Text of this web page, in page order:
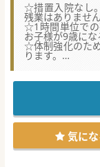
☆措置入院なし
残業はありませ
☆1時間単位での
お子様が9歳に
☆体制強化のた
ります。
青梅エリアにあ
慢性期で、ゆっ
職員が働きやす
生の時短勤務や
1時間単位での
複数病院を持つ
病院へ移動する
是非、お問い合
気にな